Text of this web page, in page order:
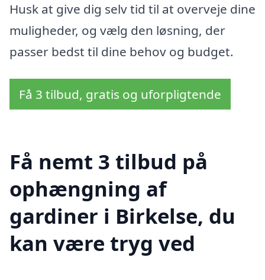
Husk at give dig selv tid til at overveje dine
muligheder, og vælg den løsning, der
passer bedst til dine behov og budget.
Få 3 tilbud, gratis og uforpligtende
Få nemt 3 tilbud på
ophængning af
gardiner i Birkelse, du
kan være tryg ved